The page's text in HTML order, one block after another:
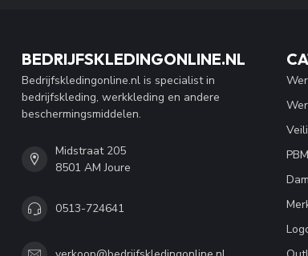
BEDRIJFSKLEDINGONLINE.NL
Bedrijfskledingonline.nl is specialist in
bedrijfskleding, werkkleding en andere
beschermingsmiddelen.
Midstraat 205
8501 AM Joure
0513-724641
PBM